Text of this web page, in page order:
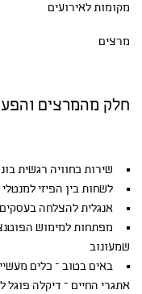
מקומות לאירועים
מרצים
חלק מהמרצים
שירות כחוויה רגשית
לשחות בין הפיזי
אנגלית להצלחה
מפתחות למימוש
שמעונוב
באים בטוב – כלים
אתגרי החיים – דיקלה פוגל